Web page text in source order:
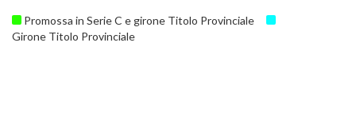
Promossa in Serie C e girone Titolo Provinciale
Girone Titolo Provinciale